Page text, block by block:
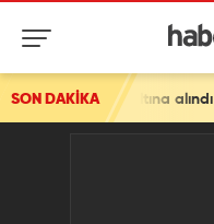
SON DAKİKA
alındı